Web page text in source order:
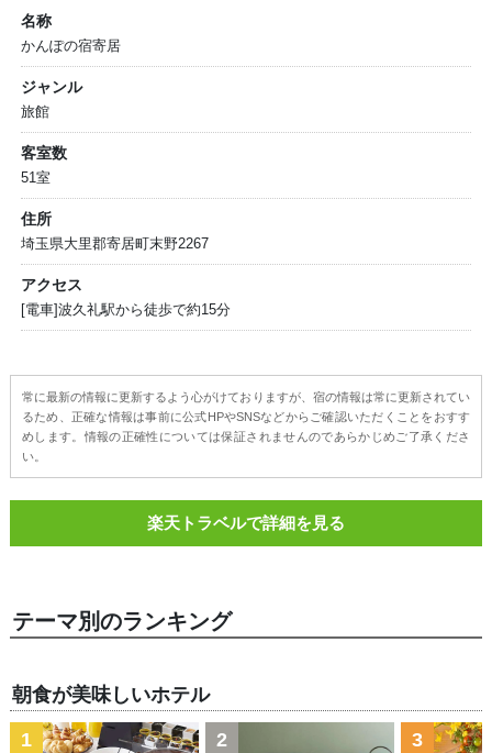
名称
かんぽの宿寄居
ジャンル
旅館
客室数
51室
住所
埼玉県大里郡寄居町末野2267
アクセス
[電車]波久礼駅から徒歩で約15分
常に最新の情報に更新するよう心がけておりますが、宿の情報は常に更新されてい
るため、正確な情報は事前に公式HPやSNSなどからご確認いただくことをおすす
めします。情報の正確性については保証されませんのであらかじめご了承くださ
い。
楽天トラベルで詳細を見る
テーマ別のランキング
朝食が美味しいホテル
1 2 3